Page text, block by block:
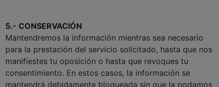
5.- CONSERVACIÓN
Mantendremos la información mientras sea necesario
para la prestación del servicio solicitado, hasta que nos
manifiestes tu oposición o hasta que revoques tu
consentimiento. En estos casos, la información se
mantendrá debidamente bloqueada sin que la podamos